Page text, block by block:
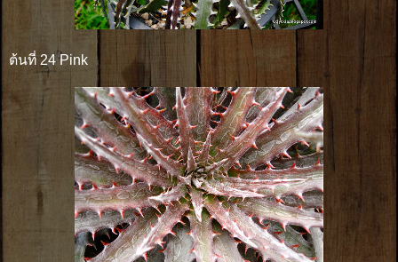
ต้นที่ 24 Pink